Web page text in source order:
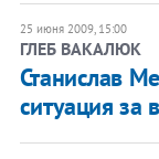
25 июня 2009, 15:00
ГЛЕБ ВАКАЛЮК
Станислав
ситуация за